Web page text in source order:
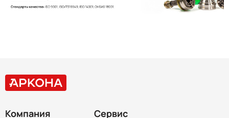
Компания Сервис